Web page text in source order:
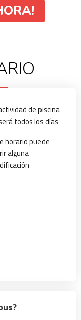
de piscina
todos los días
horario puede
alguna